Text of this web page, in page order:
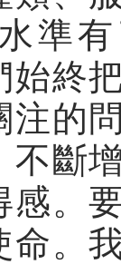
準
始終
注的
不斷
感。
命。